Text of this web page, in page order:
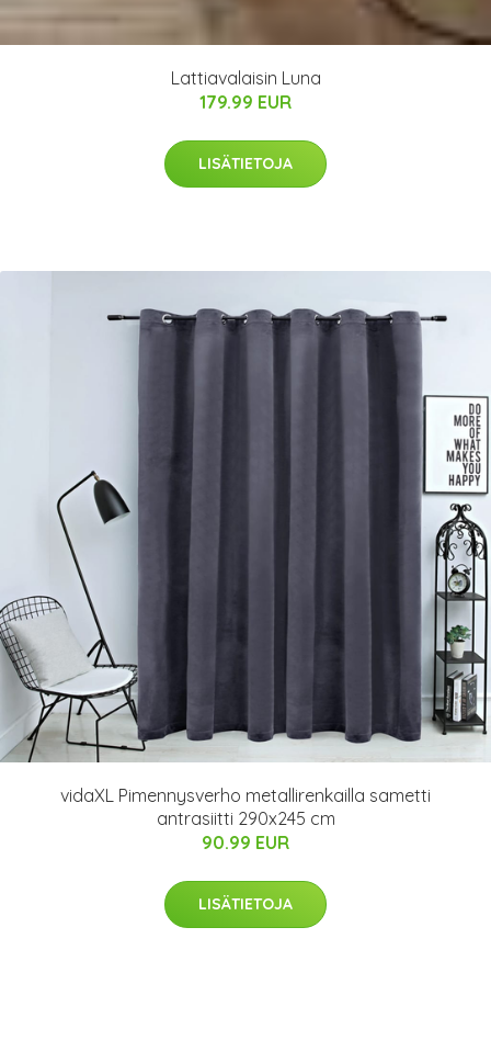
Lattiavalaisin Luna
179.99 EUR
LISÄTIETOJA
vidaXL Pimennysverho metallirenkailla sametti
antrasiitti 290x245 cm
90.99 EUR
LISÄTIETOJA